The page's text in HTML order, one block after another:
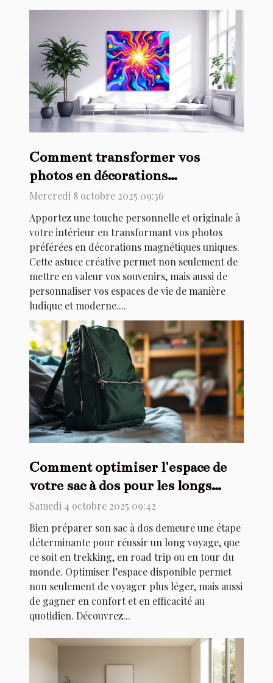
Comment transformer vos
photos en décorations
magnétiques uniques ?
Mercredi 8 octobre 2025 09:36
Apportez une touche personnelle et originale à
votre intérieur en transformant vos photos
préférées en décorations magnétiques uniques.
Cette astuce créative permet non seulement de
mettre en valeur vos souvenirs, mais aussi de
personnaliser vos espaces de vie de manière
ludique et moderne....
Comment optimiser l'espace de
votre sac à dos pour les longs
voyages ?
Samedi 4 octobre 2025 09:42
Bien préparer son sac à dos demeure une étape
déterminante pour réussir un long voyage, que
ce soit en trekking, en road trip ou en tour du
monde. Optimiser l’espace disponible permet
non seulement de voyager plus léger, mais aussi
de gagner en confort et en efficacité au
quotidien. Découvrez...